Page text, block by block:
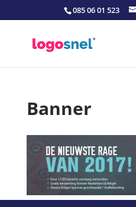
085 06 01 523
Banner